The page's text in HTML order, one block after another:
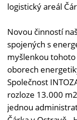
logistický areál
Novou činností
spojených s
myšlenkou
oborech
Společnost
rozloze 13.000
jednou